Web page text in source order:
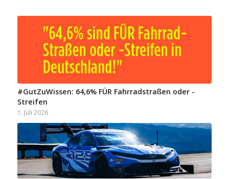
#GutZuWissen: 64,6% FÜR Fahrradstraßen oder -
Streifen
1. Juli 2026